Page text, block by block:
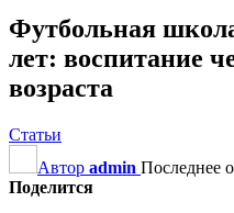
Футбольная
лет: воспитание
возраста
Статьи
Автор admin Последнее
Поделится